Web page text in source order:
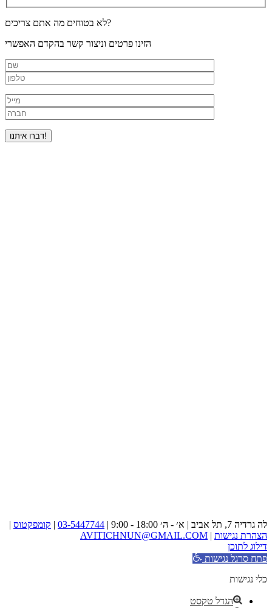
לא בטוחים מה אתם צריכים?
הזינו פרטים וניצור קשר בהקדם האפשרי
לה גרדיה 7, תל אביב | א׳ - ה׳ 18:00 - 9:00 | 03-5447744
| קומפקטוס |
הצהרת נגישות |
AVITICHNUN@GMAIL.COM
דילוג לתוכן
פתח סרגל נגישות
כלי נגישות
הגדל טקסט